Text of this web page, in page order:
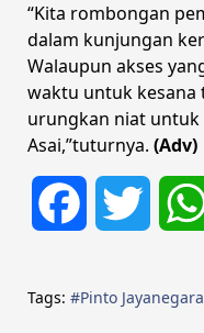
“Kita rombongan
dalam kunjungan
Walaupun akses
waktu untuk kesana
urungkan niat untuk
Asai,”tuturnya. (Adv)
Facebook
Tags: #Pinto Jayanegara